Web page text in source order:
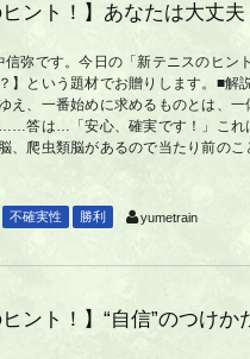
ヒント！】あなたは大丈夫
弥です。今日の「新テニスのヒン
】という題材でお贈りします。■解
え、一番始めに求めるものとは、一
…「安心、確実です！」これは
、爬虫類脳があるので当たり前のこ
不確実性 勝利 yumetrain
ヒント！】“自信”のつけか